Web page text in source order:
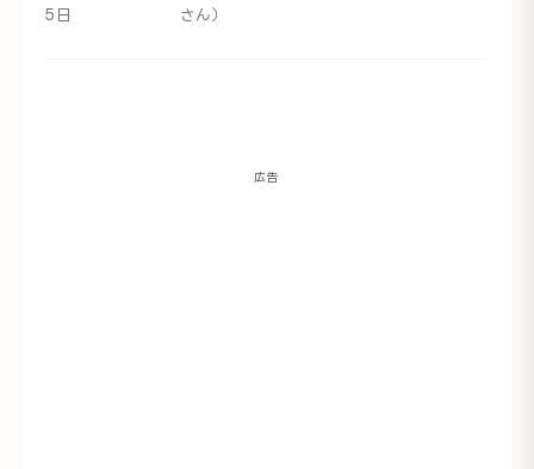
5日
さん）
広告